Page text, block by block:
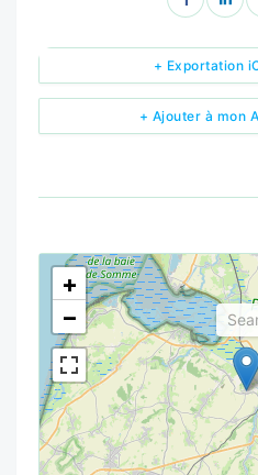
+ Ajouter à mon
+ Exportation
<!---->
+
−